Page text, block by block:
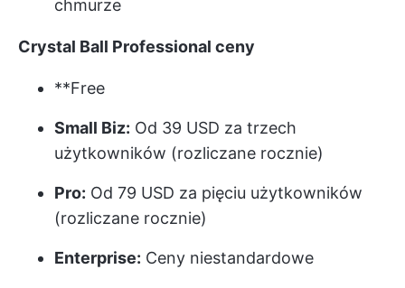
chmurze
Crystal Ball Professional ceny
**Free
Small Biz: Od 39 USD za trzech
użytkowników (rozliczane rocznie)
Pro: Od 79 USD za pięciu użytkowników
(rozliczane rocznie)
Enterprise: Ceny niestandardowe